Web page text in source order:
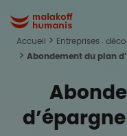
Malakoff
Accueil Entreprises :
Abondement du plan